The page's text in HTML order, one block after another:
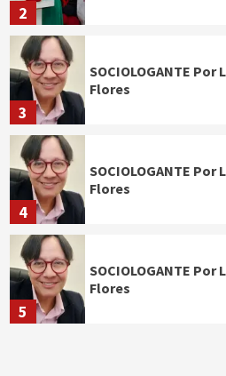
2
3
SOCIOLOGANTE Por
Flores
4
SOCIOLOGANTE Por
Flores
5
SOCIOLOGANTE Por
Flores